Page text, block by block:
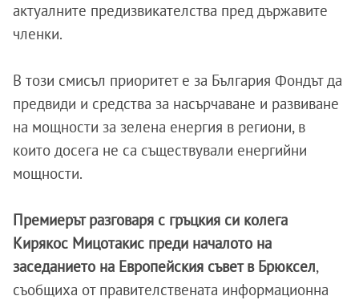
актуалните предизвикателства пред държавите
членки.
В този смисъл приоритет е за България Фондът да
предвиди и средства за насърчаване и развиване
на мощности за зелена енергия в региони, в
които досега не са съществували енергийни
мощности.
Премиерът разговаря с гръцкия си колега
Кирякос Мицотакис преди началото на
заседанието на Европейския съвет в Брюксел,
съобщиха от правителствената информационна